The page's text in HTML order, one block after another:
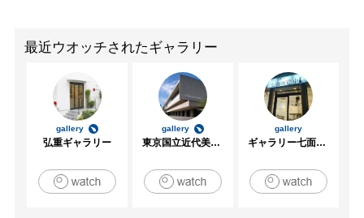
最近ウオッチされたギャラリー
gallery
弘重ギャラリー
gallery
東京国立近代美術館
gallery
ギャラリー七面坂途中